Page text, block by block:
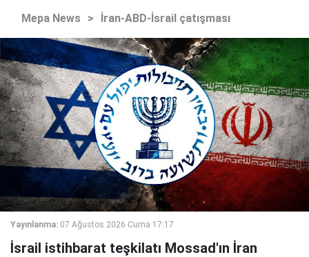
Mepa News > İran-ABD-İsrail çatışması
Yayınlanma: 07 Ağustos 2026 Cuma 17:17
İsrail istihbarat teşkilatı Mossad'ın İran